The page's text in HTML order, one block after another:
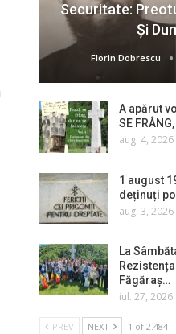
Securitate:
Și
Florin Dobrescu
A apărut
SE
aug. 4, 2026
1 august
deținuți
aug. 3, 2026
La
Făgăraș…
iul. 27, 2026
PREV NEXT 1 of 2.484